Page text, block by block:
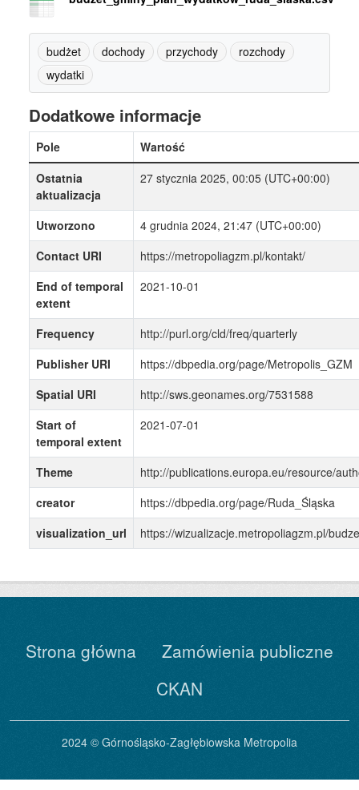
budżet dochody przychody
rozchody
wydatki
Dodatkowe informacje
Pole
Wartość
Ostatnia
aktualizacja
27 stycznia 2025, 00:05 (UTC+00:00)
Utworzono
4 grudnia 2024, 21:47 (UTC+00:00)
Contact URI
https://metropoliagzm.pl/kontakt/
End of temporal
extent
2021-10-01
Frequency
http://purl.org/cld/freq/quarterly
Publisher URI
https://dbpedia.org/page/Metropolis_GZM
Spatial URI
http://sws.geonames.org/7531588
Start of
temporal extent
2021-07-01
Theme
http://publications.europa.eu/resource/
creator
https://dbpedia.org/page/Ruda_Śląska
visualization_url
https://wizualizacje.metropoliagzm.pl/
Strona główna
Zamówienia publiczne
CKAN
2024 © Górnośląsko-Zagłębiowska Metropolia